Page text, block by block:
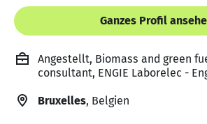
Ganzes Profil
Angestellt, Biomass and green
consultant, ENGIE Laborelec -
Bruxelles, Belgien